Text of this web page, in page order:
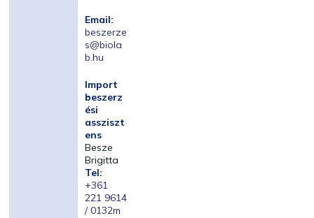
Email:
beszerze
s@biola
b.hu
Import
beszerz
ési
assziszt
ens
Besze
Brigitta
Tel:
+361
221 9614
/ 0132m